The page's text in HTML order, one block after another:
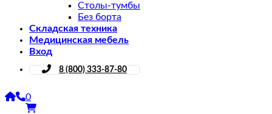
Столы-тумбы
Без борта
Складская техника
Медицинская мебель
Вход
8 (800) 333-87-80
0